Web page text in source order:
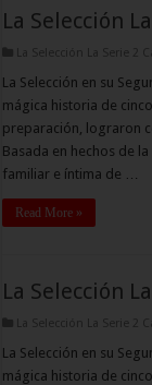
La Selección
La Selección La Serie 2
La Selección en su
mágica historia de
preparación, lograron
Basada en hechos de
familiar e íntima de …
Read More »
La Selección
La Selección La Serie 2
La Selección en su
mágica historia de